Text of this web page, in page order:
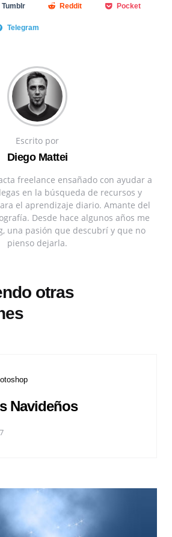
Tumblr Reddit Pocket
Telegram
Escrito por
Diego Mattei
freelance ensañado con ayudar a
en la búsqueda de recursos y
el aprendizaje diario. Amante del
Desde hace algunos años me
una pasión que descubrí y que no
pienso dejarla.
otras
Navideños